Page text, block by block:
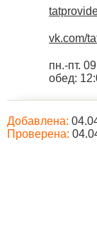
vk.com/
пн.-пт.
обед:
Добавлена:
Проверена: